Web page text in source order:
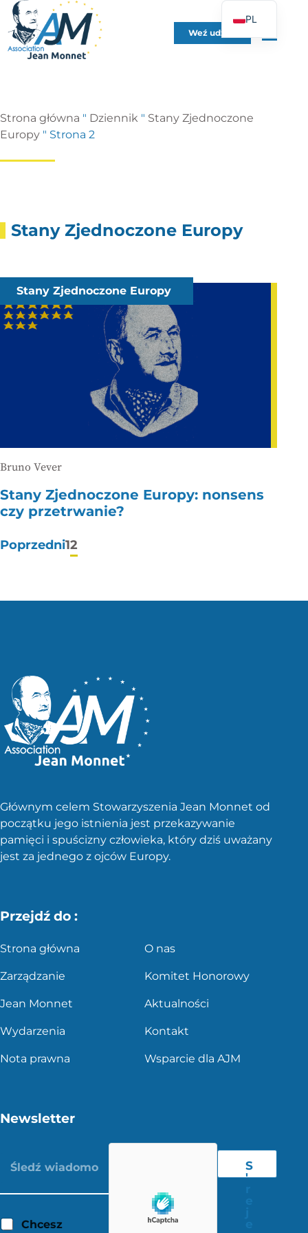
Weź udział
Strona główna " Dziennik " Stany Zjednoczone
Europy " Strona 2
Stany Zjednoczone Europy
Stany Zjednoczone Europy
Bruno Vever
Stany Zjednoczone Europy: nonsens
czy przetrwanie?
Stronicowanie
Poprzedni12
Głównym celem Stowarzyszenia Jean Monnet od
początku jego istnienia jest przekazywanie
pamięci i spuścizny człowieka, który dziś uważany
jest za jednego z ojców Europy.
Przejdź do :
Strona główna O nas
Zarządzanie Komitet Honorowy
Jean Monnet Aktualności
Wydarzenia Kontakt
Nota prawna Wsparcie dla AJM
Newsletter
Chcesz
S
'
PL
FR